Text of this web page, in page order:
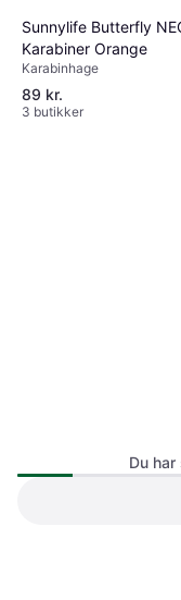
Sunnylife Butterfly
Karabiner Orange
Karabinhage
89 kr.
3 butikker
Du